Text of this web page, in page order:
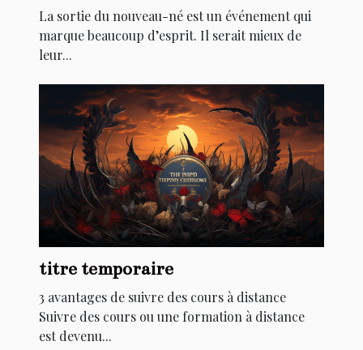
son baptême ?
La sortie du nouveau-né est un événement qui
marque beaucoup d’esprit. Il serait mieux de
leur...
titre temporaire
3 avantages de suivre des cours à distance
Suivre des cours ou une formation à distance
est devenu...